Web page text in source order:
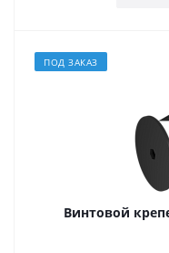
ПОД ЗАКАЗ
Винтовой